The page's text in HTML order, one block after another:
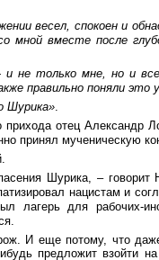
весел, спокоен и
вместе после
не только мне, но и
правильно поняли это
Шурика».
отец Александр
принял мученическую
Шурика, – говорит
нацистам и
лагерь для рабочих-
И еще потому, что
предложит взойти